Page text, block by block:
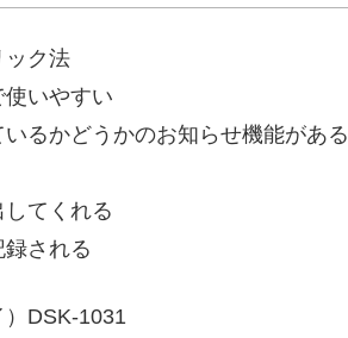
ック法
使いやすい
るかどうかのお知らせ機能がある
してくれる
録される
DSK-1031